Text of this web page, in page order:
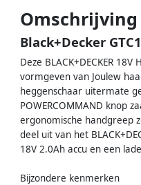
Omschrijving
Black+Decker
Deze BLACK+DECKER
vormgeven van Joulew
heggenschaar uitermate
POWERCOMMAND knop
ergonomische handgreep
deel uit van het
18V 2.0Ah accu en een
Bijzondere kenmerken